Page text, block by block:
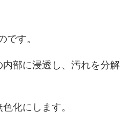
です。
部に浸透し、汚れを分解
化にします。